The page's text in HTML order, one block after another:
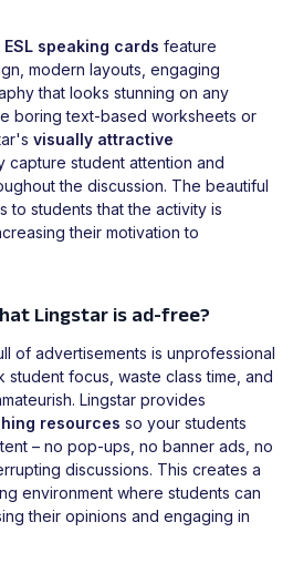
ESL speaking cards feature
modern layouts, engaging
that looks stunning on any
boring text-based worksheets or
visually attractive
capture student attention and
the discussion. The beautiful
to students that the activity is
their motivation to
Lingstar is ad-free?
of advertisements is unprofessional
student focus, waste class time, and
Lingstar provides
resources so your students
– no pop-ups, no banner ads, no
discussions. This creates a
environment where students can
their opinions and engaging in